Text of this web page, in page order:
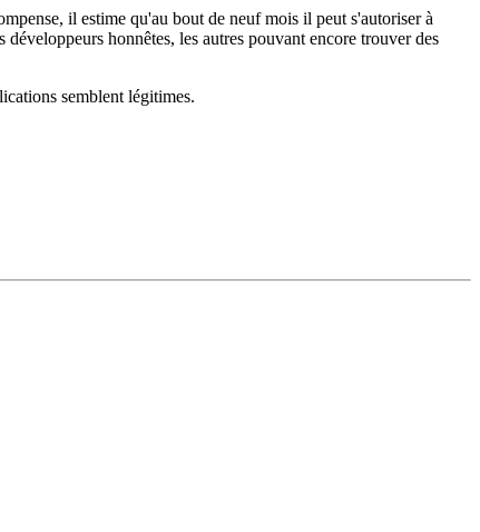
il estime qu'au bout de neuf mois il peut s'autoriser à
honnêtes, les autres pouvant encore trouver des
semblent légitimes.